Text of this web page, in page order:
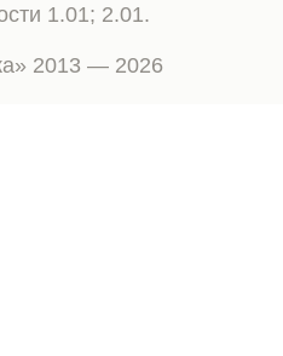
1.01; 2.01.
2013 — 2026